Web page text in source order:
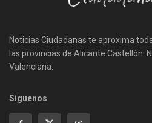
Noticias Ciudadanas te aproxima
las provincias de Alicante Castellón.
Valenciana.
Siguenos